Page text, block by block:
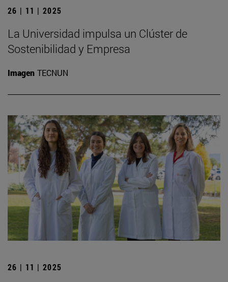
26 | 11 | 2025
La Universidad impulsa un Clúster de
Sostenibilidad y Empresa
Imagen TECNUN
26 | 11 | 2025